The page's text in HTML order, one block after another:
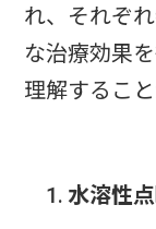
れ、それぞ
な治療効果
理解すること
水溶性